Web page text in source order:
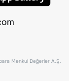
Menkul Değerler A.Ş.